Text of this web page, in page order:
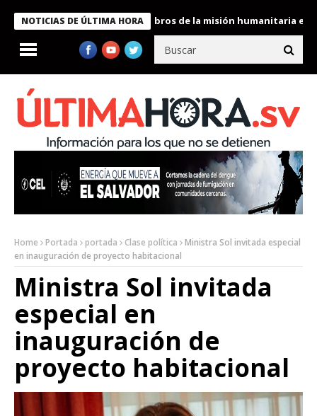
NOTICIAS DE ÚLTIMA HORA
Bukele condecora a miembros de la misión humanitaria enviada
Home Portada portada Clase política
Ministra Sol invitada especial
en inauguración de proyecto habitacional
Ministra Sol invitada
especial en
inauguración de
proyecto habitacional